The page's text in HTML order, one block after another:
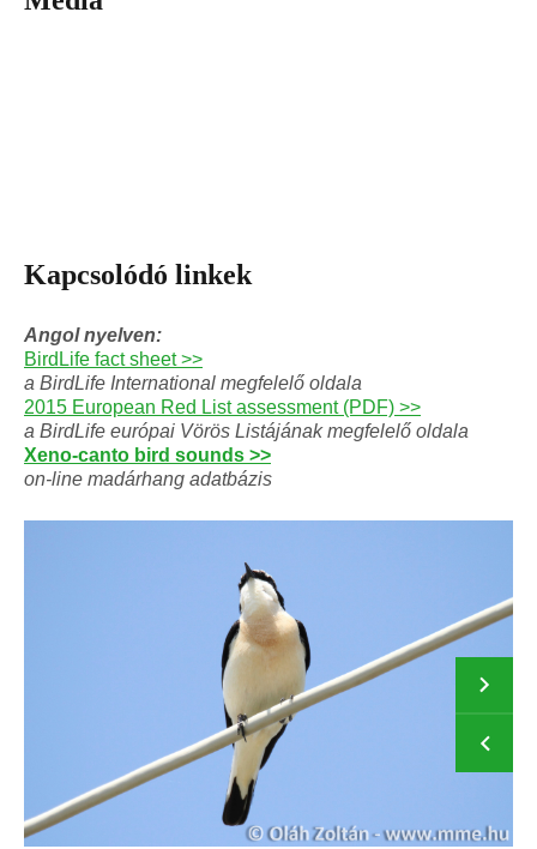
Kapcsolódó linkek
Angol nyelven:
BirdLife fact sheet >>
a BirdLife International megfelelő oldala
2015 European Red List assessment (PDF) >>
a BirdLife európai Vörös Listájának megfelelő oldala
Xeno-canto bird sounds >>
on-line madárhang adatbázis